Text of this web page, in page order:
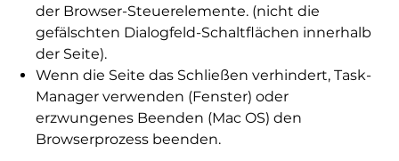
der Browser-Steuerelemente. (nicht die
gefälschten Dialogfeld-Schaltflächen innerhalb
der Seite).
Wenn die Seite das Schließen verhindert, Task-
Manager verwenden (Fenster) oder
erzwungenes Beenden (Mac OS) den
Browserprozess beenden.